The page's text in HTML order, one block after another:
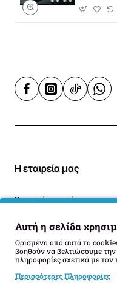
Η εταιρεία μας
Σχετικά με εμάς
Blog
Πληροφορίες Παράδοσης
Όροι Επιστροφής
Αυτή η σελίδα
Ορισμένα από αυτά τα
βοηθούν να βελτιώσουμε
πληροφορίες σχετικά με
Περισσότερες Πληροφορίες